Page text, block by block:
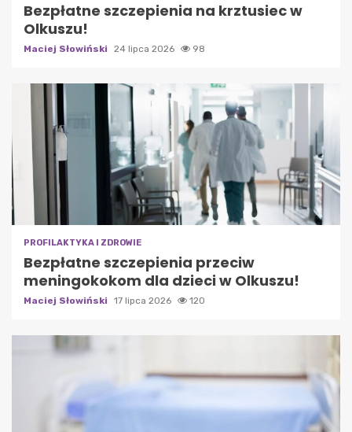
Bezpłatne szczepienia na krztusiec w
Olkuszu!
Maciej Słowiński 24 lipca 2026 98
PROFILAKTYKA I ZDROWIE
Bezpłatne szczepienia przeciw
meningokokom dla dzieci w Olkuszu!
Maciej Słowiński 17 lipca 2026 120